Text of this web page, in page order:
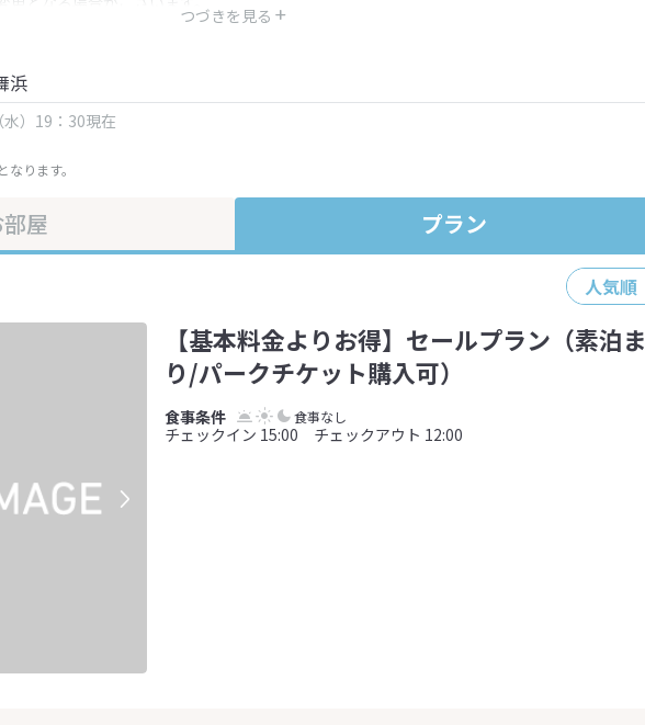
つづきを見る
ラン内容は一定時間ごとに更新されます。最終確認画面でご確認ください。
浜
）19：30現在
ります。
屋 プラン
人気順
【基本料金よりお得】セールプラン（素泊ま
り/パークチケット購入可）
食事なし
チェックイン 15:00 チェックアウト 12:00